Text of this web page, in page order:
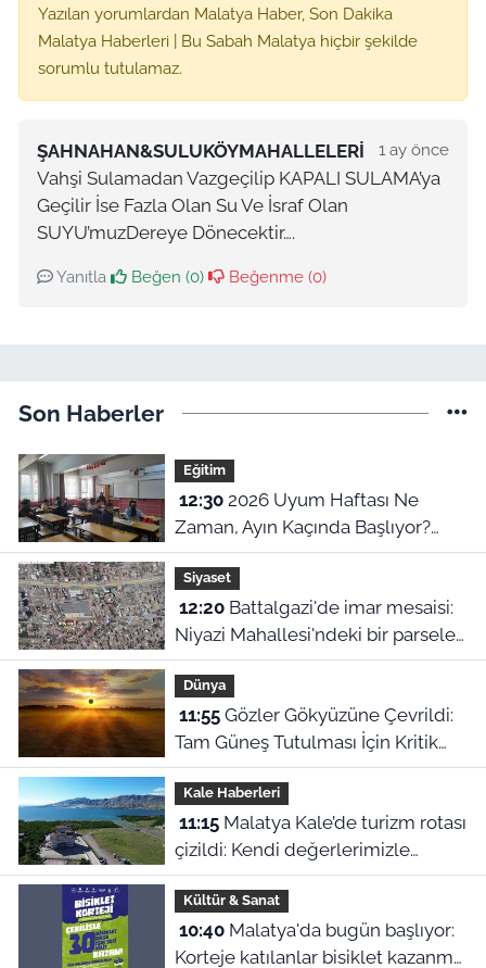
Yazılan yorumlardan Malatya Haber, Son Dakika
Malatya Haberleri | Bu Sabah Malatya hiçbir şekilde
sorumlu tutulamaz.
ŞAHNAHAN&SULUKÖYMAHALLELERI 1 ay önce
Vahşi Sulamadan Vazgeçilip KAPALI SULAMA’ya
Geçilir İse Fazla Olan Su Ve İsraf Olan
SUYU’muzDereye Dönecektir….
Yanıtla Beğen (0) Beğenme (0)
Son Haberler
Eğitim
12:302026 Uyum Haftası Ne
Zaman, Ayın Kaçında Başlıyor?
MEB 1. Sınıf ve Anaokulu Uyum
Eğitimi Tarihleri
Siyaset
12:20Battalgazi'de imar mesaisi:
Niyazi Mahallesi'ndeki bir parsele
ret, diğerine onay
Dünya
11:55Gözler Gökyüzüne Çevrildi:
Tam Güneş Tutulması İçin Kritik
Tarih Belli Oldu
Kale Haberleri
11:15Malatya Kale’de turizm rotası
çizildi: Kendi değerlerimizle
büyürüz, Bodrum’a özenmeyiz!
Kültür & Sanat
10:40Malatya'da bugün başlıyor:
Korteje katılanlar bisiklet kazanma